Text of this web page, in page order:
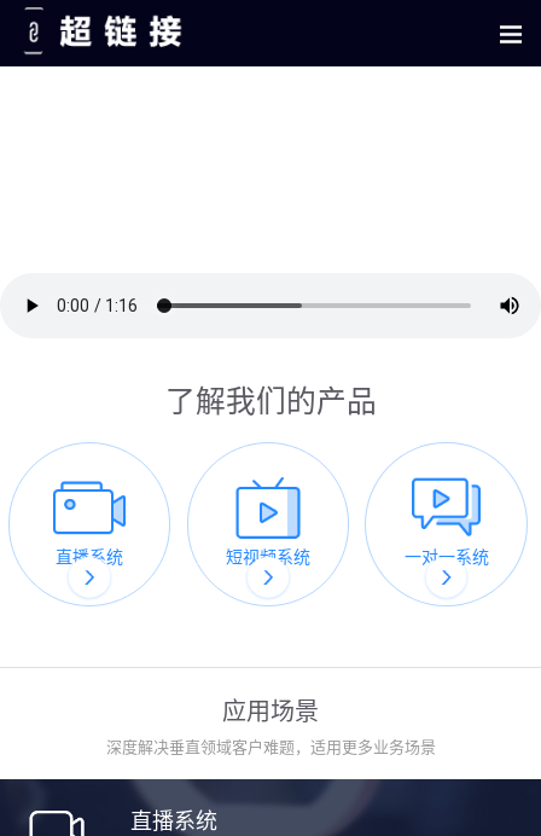
了解我们的产品
直播系统 短视频系统 一对一系统
应用场景
深度解决垂直领域客户难题，适用更多业务场景
直播系统